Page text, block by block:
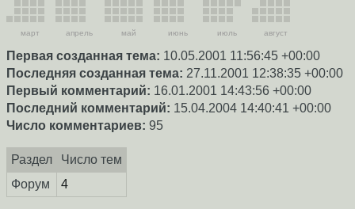
март апрель май июнь июль август
Первая созданная тема: 10.05.2001 11:56:45 +00:00
Последняя созданная тема: 27.11.2001 12:38:35 +00:00
Первый комментарий: 16.01.2001 14:43:56 +00:00
Последний комментарий: 15.04.2004 14:40:41 +00:00
Число комментариев: 95
Раздел
Число тем
Форум
4